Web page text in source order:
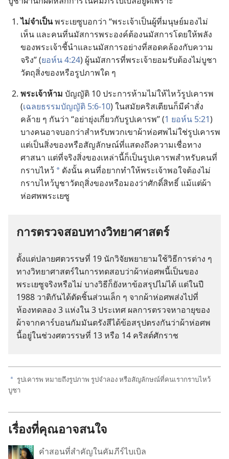
ไม่​จำเป็นพระ​เยซู​บอก​ว่า “พระเจ้า​เป็น​ผู้​ที่​มนุษย์​มอง​ไม่​
เห็น และ​คน​ที่​นมัสการ​พระองค์​ต้อง​นมัสการ​โดย​ให้​พลัง​
ของ​พระเจ้า​ชี้​นำ​และ​นมัสการ​อย่าง​ที่​สอดคล้อง​กับ​ความ​
จริง” (ยอห์น 4:24) ผู้​นมัสการ​ที่​พระเจ้า​ยอม​รับ​ต้อง​ไม่​บูชา​
วัตถุ​สิ่ง​ของ​หรือ​รูป​ภาพ​ใด​ ๆ
พระเจ้า​ห้าม บัญญัติ 10 ประการ​ห้าม​ไม่​ให้​ไหว้​รูป​เคารพ
(เฉลย​ธรรมบัญญัติ 5:6-10) ใน​สมัย​คริสเตียน​ก็​มี​คำ​สั่ง​
คล้าย​ ๆ ​กัน​ว่า “อย่า​ยุ่ง​เกี่ยว​กับ​รูป​เคารพ” (1 ยอห์น 5:21)
บาง​คน​อาจ​บอก​ว่า​สำหรับ​พวก​เขา​ผ้า​ห่อ​ศพ​ไม่​ใช่​รูป​เคารพ
แต่​เป็น​สิ่ง​ของ​หรือ​สัญลักษณ์​ที่​แสดง​ถึง​ความ​เชื่อ​ทาง​
ศาสนา แต่​ที่​จริง​สิ่ง​ของ​เหล่า​นี้​ก็​เป็น​รูป​เคารพ​สำหรับ​คน​ที่​
กราบ​ไหว้ a ดัง​นั้น คน​ที่​อยาก​ทำ​ให้​พระเจ้า​พอ​ใจ​ต้อง​ไม่​
กราบ​ไหว้​บูชา​วัตถุ​สิ่ง​ของ​หรือ​มอง​ว่า​ศักดิ์สิทธิ์ แม้​แต่​ผ้า​
ห่อ​ศพ​พระ​เยซู
การ​ตรวจ​สอบ​ทาง​วิทยาศาสตร์
ตั้ง​แต่​ปลาย​ศตวรรษ​ที่ 19 นัก​วิจัย​พยายาม​ใช้​วิธี​การ​ต่าง​ ๆ
​ทาง​วิทยาศาสตร์​ใน​การ​ทดสอบ​ว่า​ผ้า​ห่อ​ศพ​นี้​เป็น​ของ​
พระ​เยซู​จริง​หรือ​ไม่ บาง​วิธี​ก็​ยัง​หา​ข้อ​สรุป​ไม่​ได้ แต่​ใน​ปี
1988 วาติกัน​ได้​ตัด​ชิ้น​ส่วน​เล็ก​ ๆ ​จาก​ผ้า​ห่อ​ศพ​ส่ง​ไป​ที่​
ห้อง​ทดลอง 3 แห่ง​ใน 3 ประเทศ ผล​การ​ตรวจ​หา​อายุ​ของ​
ผ้า​จาก​คาร์บอน​กัมมันตรังสี​ได้​ข้อ​สรุป​ตรง​กัน​ว่า​ผ้า​ห่อ​ศพ​
นี้​อยู่​ใน​ช่วง​ศตวรรษ​ที่ 13 หรือ 14 คริสต์ศักราช
a รูป​เคารพ หมาย​ถึง​รูป​ภาพ รูป​จำลอง หรือ​สัญลักษณ์​ที่​คน​เรา​กราบ​ไหว้​
บูชา
เรื่องที่คุณอาจสนใจ
คำสอนที่สำคัญในคัมภีร์ไบเบิล